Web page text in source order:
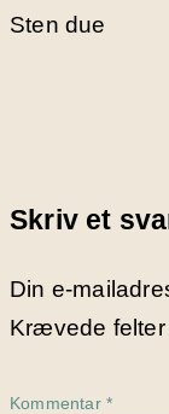
Sten due
Skriv et
Din e-
Krævede
Kommentar *